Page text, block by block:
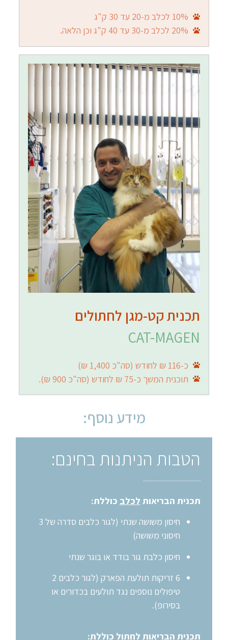
10% לכלב מ-20 עד 30 ק"ג
20% לכלב מ-30 עד 40 ק"ג וכן הלאה.
תכנית קט-מגן לחתולים
CAT-MAGEN
כ-116 ₪ לחודש (סה"כ 1,400 ₪)
תוכנית המשך כ-75 ₪ לחודש (סה"כ 900 ₪).
מידע נוסף:
הטבות הניתנות בחינם:
תכנית הבריאות לכלב כוללת:
חיסון משושה שנתי (לגור כלבים סדרה של 3
חיסוני משושה)
חיסון כלבת גור בודד או בוגר שנתי
6 זריקות תולעת הפארק (לגור כלבים 2
טיפולים נוספים נגד תולעים בכדורים או
בסירופ).
תכנית הבריאות לחתול כוללת: